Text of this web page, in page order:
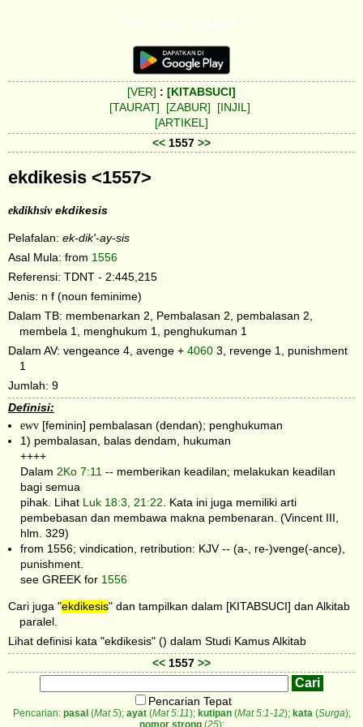
[VER] : [KITABSUCI]
[TAURAT]
[ZABUR]
[INJIL]
[ARTIKEL]
<< 1557 >>
ekdikesis <1557>
ekdikhsivekdikesis
Pelafalan: ek-dik'-ay-sis
Asal Mula: from 1556
Referensi: TDNT - 2:445,215
Jenis: n f (noun feminime)
Dalam TB: membenarkan 2, Pembalasan 2, pembalasan 2,
membela 1, menghukum 1, penghukuman 1
Dalam AV: vengeance 4, avenge + 4060 3, revenge 1, punishment
1
Jumlah: 9
Definisi:
ewv [feminin] pembalasan (dendan); penghukuman
1) pembalasan, balas dendam, hukuman
++++
Dalam 2Ko 7:11 -- memberikan keadilan; melakukan keadilan
bagi semua
pihak. Lihat Luk 18:3, 21:22 . Kata ini juga memiliki arti
pembebasan dan membawa makna pembenaran. (Vincent III,
hlm. 329)
from 1556; vindication, retribution: KJV -- (a-, re-)venge(-ance),
punishment.
see GREEK for 1556
Cari juga "ekdikesis" dan tampilkan dalam [KITABSUCI] dan Alkitab
paralel.
Lihat definisi kata "ekdikesis" () dalam Studi Kamus Alkitab
<< 1557 >>
Pencarian Tepat
Pencarian: pasal (Mat 5); ayat(Mat 5:11); kutipan(Mat 5:1-12); kata(Surga);
nomor strong(25);